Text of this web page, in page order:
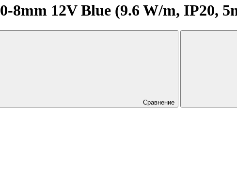
8mm 12V Blue (9.6 W/m, IP20,
Сравнение